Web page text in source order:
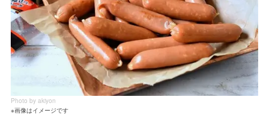
Photo by akiyon
※画像はイメージです